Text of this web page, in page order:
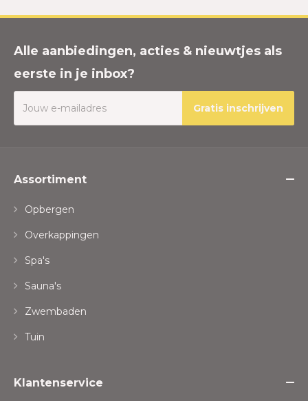
Alle aanbiedingen, acties & nieuwtjes als
eerste in je inbox?
Gratis inschrijven
Assortiment
Opbergen
Overkappingen
Spa's
Sauna's
Zwembaden
Tuin
Klantenservice